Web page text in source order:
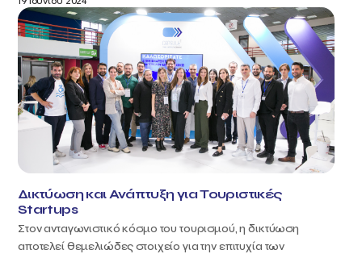
Δικτύωση και Ανάπτυξη για Τουριστικές
Startups
Στον ανταγωνιστικό κόσμο του τουρισμού, η δικτύωση
αποτελεί θεμελιώδες στοιχείο για την επιτυχία των